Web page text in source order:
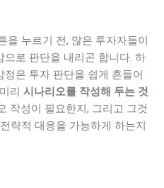
을 누르기 전, 많은 투자자들이
로 판단을 내리곤 합니다. 하
은 투자 판단을 쉽게 흔들어
리 시나리오를 작성해 두는 것
작성이 필요한지, 그리고 그것
략적 대응을 가능하게 하는지